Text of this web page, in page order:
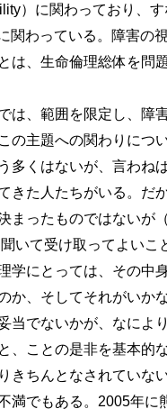
）に関わっており、
関わっている。障害の
は、生命倫理総体を問
は、範囲を限定し、障
の主題への関わりにつ
多くはないが、言わね
きた人たちがいる。だ
まったものではないが
聞いて受け取ってよいこ
学にとっては、その中
か、そしてそれがいか
当でないかが、なによ
、ことの是非を基本的
きちんとなされていな
満でもある。2005年に